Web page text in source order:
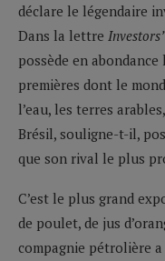
déclare le légendaire
Dans la lettre
possède en
premières dont le
l’eau, les terres arables,
Brésil, souligne-t-il,
que son rival le plus
C’est le plus grand
de poulet, de jus
compagnie pétrolière